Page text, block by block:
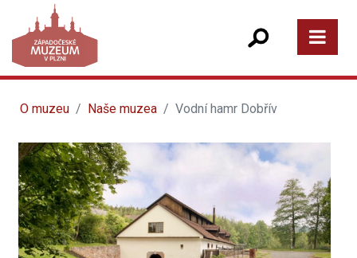
O muzeu Naše muzea Vodní hamr Dobřív